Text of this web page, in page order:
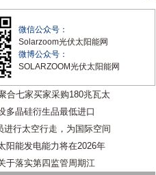
微信公众号：
Solarzoom光伏太阳能网
微博公众号：
SOLARZOOM光伏太阳能网
合七家买家采购180兆瓦太
多晶硅衍生品最低进口
进行太空行走，为国际空间
阳能发电能力将在2026年
于落实第四监管周期江